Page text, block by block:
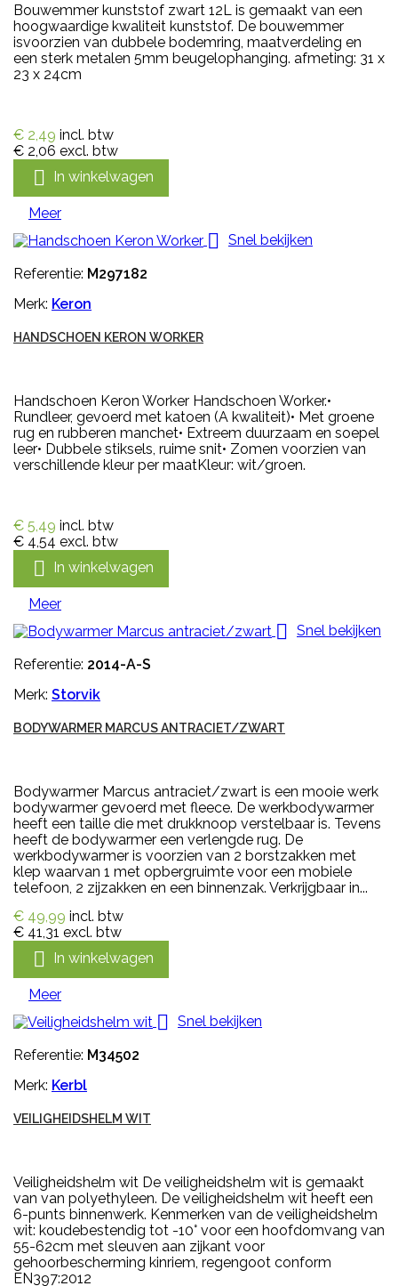
Bouwemmer kunststof zwart 12L is gemaakt van een
hoogwaardige kwaliteit kunststof. De bouwemmer
isvoorzien van dubbele bodemring, maatverdeling en
een sterk metalen 5mm beugelophanging. afmeting: 31 x
23 x 24cm
€ 2,49 incl. btw
€ 2,06 excl. btw
 In winkelwagen
Meer
 Snel bekijken
Referentie: M297182
Merk: Keron
HANDSCHOEN KERON WORKER
Handschoen Keron Worker Handschoen Worker.•
Rundleer, gevoerd met katoen (A kwaliteit)• Met groene
rug en rubberen manchet• Extreem duurzaam en soepel
leer• Dubbele stiksels, ruime snit• Zomen voorzien van
verschillende kleur per maatKleur: wit/groen.
€ 5,49 incl. btw
€ 4,54 excl. btw
 In winkelwagen
Meer
 Snel bekijken
Referentie: 2014-A-S
Merk: Storvik
BODYWARMER MARCUS ANTRACIET/ZWART
Bodywarmer Marcus antraciet/zwart is een mooie werk
bodywarmer gevoerd met fleece. De werkbodywarmer
heeft een taille die met drukknoop verstelbaar is. Tevens
heeft de bodywarmer een verlengde rug. De
werkbodywarmer is voorzien van 2 borstzakken met
klep waarvan 1 met opbergruimte voor een mobiele
telefoon, 2 zijzakken en een binnenzak. Verkrijgbaar in...
€ 49,99 incl. btw
€ 41,31 excl. btw
 In winkelwagen
Meer
 Snel bekijken
Referentie: M34502
Merk: Kerbl
VEILIGHEIDSHELM WIT
Veiligheidshelm wit De veiligheidshelm wit is gemaakt
van van polyethyleen. De veiligheidshelm wit heeft een
6-punts binnenwerk. Kenmerken van de veiligheidshelm
wit: koudebestendig tot -10° voor een hoofdomvang van
55-62cm met sleuven aan zijkant voor
gehoorbescherming kinriem, regengoot conform
EN397:2012